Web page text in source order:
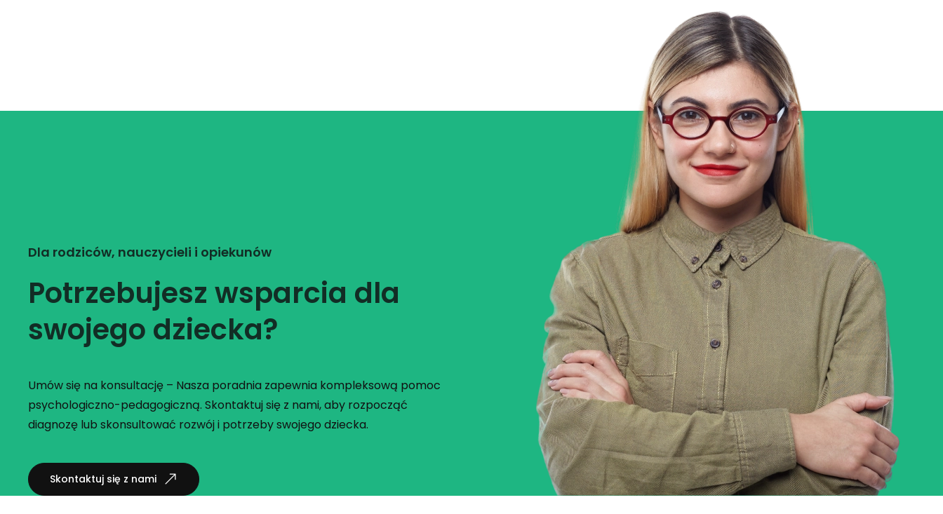
Dla rodziców, nauczycieli i opiekunów
Potrzebujesz wsparcia dla
swojego dziecka?
Umów się na konsultację – Nasza poradnia zapewnia kompleksową pomoc
psychologiczno-pedagogiczną. Skontaktuj się z nami, aby rozpocząć
diagnozę lub skonsultować rozwój i potrzeby swojego dziecka.
Skontaktuj się z nami